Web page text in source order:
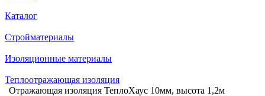
Каталог
Стройматериалы
Изоляционные материалы
Теплоотражающая изоляция
Отражающая изоляция ТеплоХаус 10мм, высота 1,2м